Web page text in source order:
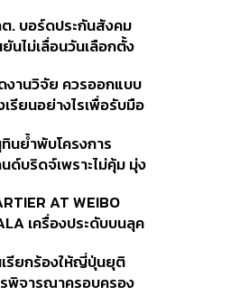
Music Marketing ใน
รกิจร้านอาหารโต
. บอร์ดประกันสังคม
นไม่เลื่อนวันเลือกตั้ง
คำสั่งทุเลาของศาล
งานวิจัย ควรออกแบบ
เรียนอย่างไรเพื่อรับมือ
นย้ำพับโครงการ
ด์บริดจ์เพราะไม่คุ้ม มุ่ง
รับอ่าวไทย-อันดามัน
AT WEIBO
เครื่องประดับบนลุค
คัญ
รียกร้องให้ญี่ปุ่นยุติ
พิจารณาครอบครอง